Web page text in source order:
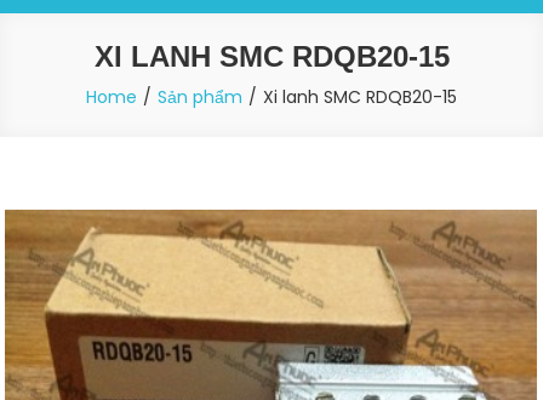
XI LANH SMC RDQB20-15
Home Sản phẩm Xi lanh SMC RDQB20-15